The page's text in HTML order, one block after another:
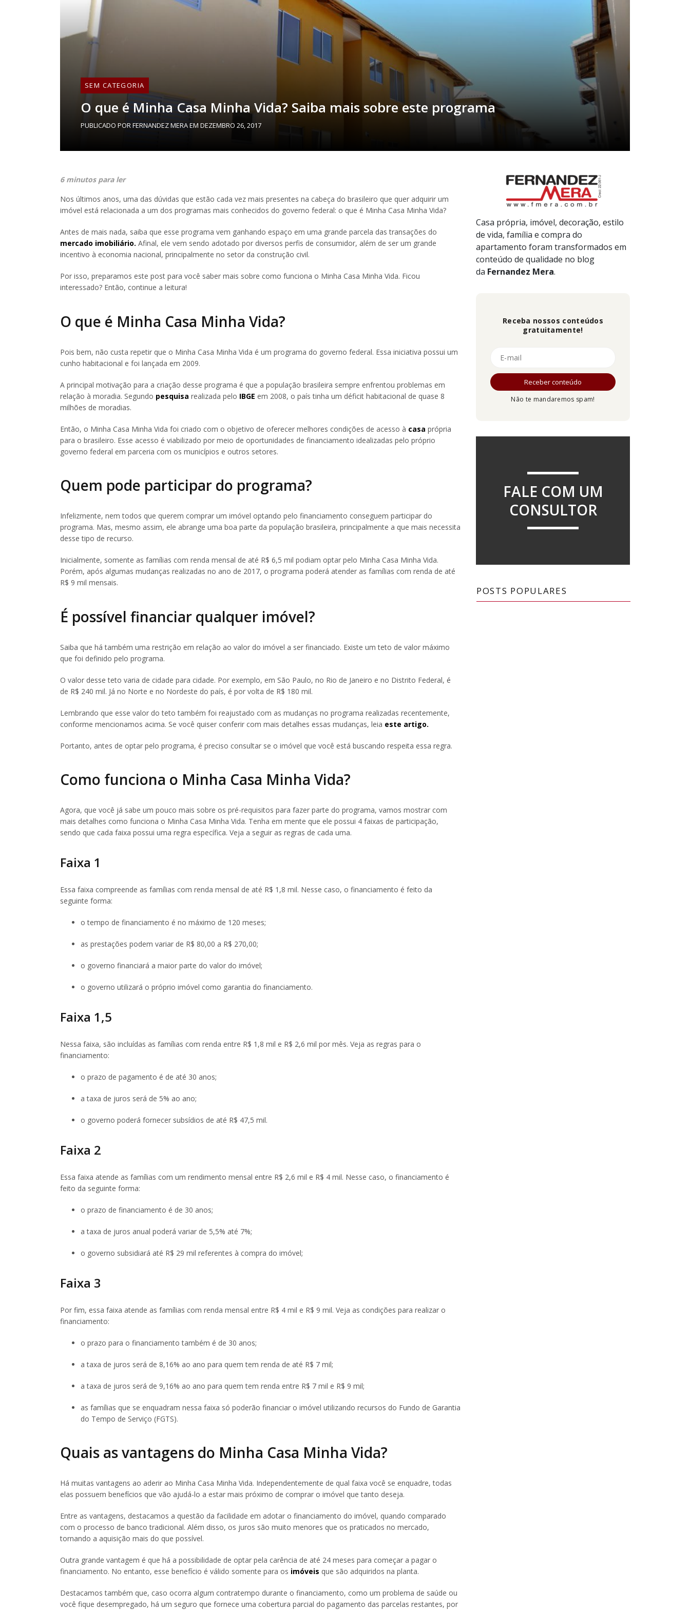
SEM CATEGORIA
O que é Minha Casa Minha Vida? Saiba mais sobre este programa
PUBLICADO PORFERNANDEZ MERAEM DEZEMBRO 26, 2017
6 minutos para ler
Nos últimos anos, uma das dúvidas que estão cada vez mais presentes na cabeça do brasileiro que quer adquirir um
imóvel está relacionada a um dos programas mais conhecidos do governo federal: o que é Minha Casa Minha Vida?
Antes de mais nada, saiba que esse programa vem ganhando espaço em uma grande parcela das transações do
mercado imobiliário. Afinal, ele vem sendo adotado por diversos perfis de consumidor, além de ser um grande
incentivo à economia nacional, principalmente no setor da construção civil.
Por isso, preparamos este post para você saber mais sobre como funciona o Minha Casa Minha Vida. Ficou
interessado? Então, continue a leitura!
O que é Minha Casa Minha Vida?
Pois bem, não custa repetir que o Minha Casa Minha Vida é um programa do governo federal. Essa iniciativa possui um
cunho habitacional e foi lançada em 2009.
A principal motivação para a criação desse programa é que a população brasileira sempre enfrentou problemas em
relação à moradia. Segundo pesquisa realizada pelo IBGE em 2008, o país tinha um déficit habitacional de quase 8
milhões de moradias.
Então, o Minha Casa Minha Vida foi criado com o objetivo de oferecer melhores condições de acesso à casa própria
para o brasileiro. Esse acesso é viabilizado por meio de oportunidades de financiamento idealizadas pelo próprio
governo federal em parceria com os municípios e outros setores.
Quem pode participar do programa?
Infelizmente, nem todos que querem comprar um imóvel optando pelo financiamento conseguem participar do
programa. Mas, mesmo assim, ele abrange uma boa parte da população brasileira, principalmente a que mais necessita
desse tipo de recurso.
Inicialmente, somente as famílias com renda mensal de até R$ 6,5 mil podiam optar pelo Minha Casa Minha Vida.
Porém, após algumas mudanças realizadas no ano de 2017, o programa poderá atender as famílias com renda de até
R$ 9 mil mensais.
É possível financiar qualquer imóvel?
Saiba que há também uma restrição em relação ao valor do imóvel a ser financiado. Existe um teto de valor máximo
que foi definido pelo programa.
O valor desse teto varia de cidade para cidade. Por exemplo, em São Paulo, no Rio de Janeiro e no Distrito Federal, é
de R$ 240 mil. Já no Norte e no Nordeste do país, é por volta de R$ 180 mil.
Lembrando que esse valor do teto também foi reajustado com as mudanças no programa realizadas recentemente,
conforme mencionamos acima. Se você quiser conferir com mais detalhes essas mudanças, leia este artigo.
Portanto, antes de optar pelo programa, é preciso consultar se o imóvel que você está buscando respeita essa regra.
Como funciona o Minha Casa Minha Vida?
Agora, que você já sabe um pouco mais sobre os pré-requisitos para fazer parte do programa, vamos mostrar com
mais detalhes como funciona o Minha Casa Minha Vida. Tenha em mente que ele possui 4 faixas de participação,
sendo que cada faixa possui uma regra específica. Veja a seguir as regras de cada uma.
Faixa 1
Essa faixa compreende as famílias com renda mensal de até R$ 1,8 mil. Nesse caso, o financiamento é feito da
seguinte forma:
o tempo de financiamento é no máximo de 120 meses;
as prestações podem variar de R$ 80,00 a R$ 270,00;
o governo financiará a maior parte do valor do imóvel;
o governo utilizará o próprio imóvel como garantia do financiamento.
Faixa 1,5
Nessa faixa, são incluídas as famílias com renda entre R$ 1,8 mil e R$ 2,6 mil por mês. Veja as regras para o
financiamento:
o prazo de pagamento é de até 30 anos;
a taxa de juros será de 5% ao ano;
o governo poderá fornecer subsídios de até R$ 47,5 mil.
Faixa 2
Essa faixa atende as famílias com um rendimento mensal entre R$ 2,6 mil e R$ 4 mil. Nesse caso, o financiamento é
feito da seguinte forma:
o prazo de financiamento é de 30 anos;
a taxa de juros anual poderá variar de 5,5% até 7%;
o governo subsidiará até R$ 29 mil referentes à compra do imóvel;
Faixa 3
Por fim, essa faixa atende as famílias com renda mensal entre R$ 4 mil e R$ 9 mil. Veja as condições para realizar o
financiamento:
o prazo para o financiamento também é de 30 anos;
a taxa de juros será de 8,16% ao ano para quem tem renda de até R$ 7 mil;
a taxa de juros será de 9,16% ao ano para quem tem renda entre R$ 7 mil e R$ 9 mil;
as famílias que se enquadram nessa faixa só poderão financiar o imóvel utilizando recursos do Fundo de Garantia
do Tempo de Serviço (FGTS).
Quais as vantagens do Minha Casa Minha Vida?
Há muitas vantagens ao aderir ao Minha Casa Minha Vida. Independentemente de qual faixa você se enquadre, todas
elas possuem benefícios que vão ajudá-lo a estar mais próximo de comprar o imóvel que tanto deseja.
Entre as vantagens, destacamos a questão da facilidade em adotar o financiamento do imóvel, quando comparado
com o processo de banco tradicional. Além disso, os juros são muito menores que os praticados no mercado,
tornando a aquisição mais do que possível.
Outra grande vantagem é que há a possibilidade de optar pela carência de até 24 meses para começar a pagar o
financiamento. No entanto, esse benefício é válido somente para os imóveis que são adquiridos na planta.
Destacamos também que, caso ocorra algum contratempo durante o financiamento, como um problema de saúde ou
você fique desempregado, há um seguro que fornece uma cobertura parcial do pagamento das parcelas restantes, por
Casa própria, imóvel, decoração, estilo
de vida, família e compra do
apartamento foram transformados em
conteúdo de qualidade no blog
da Fernandez Mera.
Receba nossos conteúdos
gratuitamente!
Não te mandaremos spam!
FALE COM UM
CONSULTOR
POSTS POPULARES